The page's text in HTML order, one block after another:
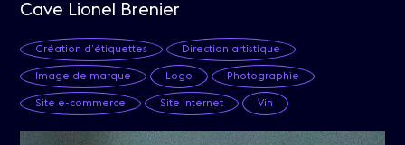
Cave Lionel Brenier
Création d’étiquettes Direction artistique
Image de marque Logo Photographie
Site e-commerce Site internet Vin